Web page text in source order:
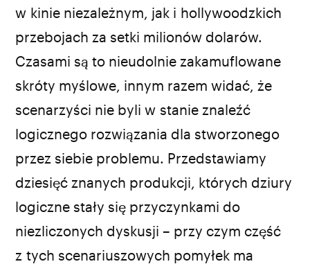
w kinie niezależnym, jak i hollywoodzkich
przebojach za setki milionów dolarów.
Czasami są to nieudolnie zakamuflowane
skróty myślowe, innym razem widać, że
scenarzyści nie byli w stanie znaleźć
logicznego rozwiązania dla stworzonego
przez siebie problemu. Przedstawiamy
dziesięć znanych produkcji, których dziury
logiczne stały się przyczynkami do
niezliczonych dyskusji – przy czym część
z tych scenariuszowych pomyłek ma